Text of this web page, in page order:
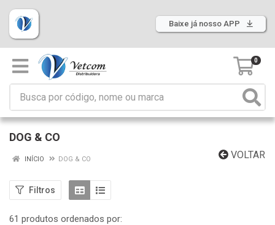
Baixe já nosso APP
0
DOG & CO
VOLTAR
INÍCIO DOG & CO
Filtros
61 produtos ordenados por: